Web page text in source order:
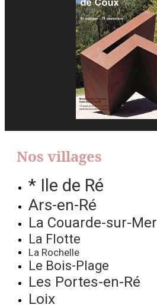
Nos villages
* Ile de Ré
Ars-en-Ré
La Couarde-sur-Mer
La Flotte
La Rochelle
Le Bois-Plage
Les Portes-en-Ré
Loix